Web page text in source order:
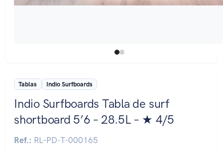
Tablas Indio Surfboards
Indio Surfboards Tabla de surf
shortboard 5’6 – 28.5L – ★ 4/5
Ref.: RL-PD-T-000165